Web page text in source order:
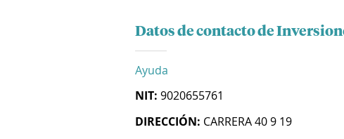
Datos de contacto de
Ayuda
NIT: 9020655761
DIRECCIÓN: CARRERA 40 9 19